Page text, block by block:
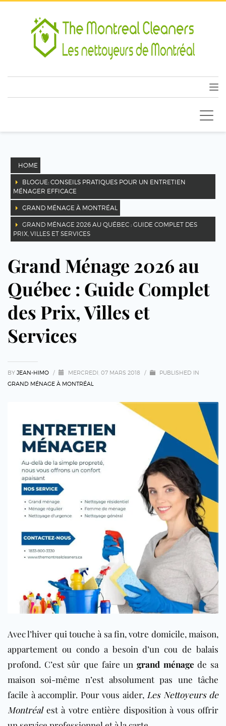
HOME
BLOGUE: CONSEILS PRATIQUES POUR UN ENTRETIEN
MÉNAGER EFFICACE
GRAND MÉNAGE À MONTRÉAL
GRAND MÉNAGE 2026 AU QUÉBEC : GUIDE COMPLET DES
PRIX, VILLES ET SERVICES
Grand Ménage 2026 au
Québec : Guide Complet
des Prix, Villes et
Services
BY JEAN-HIMO / MERCREDI, 07 MARS 2018 /
PUBLISHED IN
GRAND MÉNAGE À MONTRÉAL
Avec l’hiver qui touche à sa fin, votre domicile, maison,
appartement ou condo a besoin d’un cou de balais
profond. C’est sûr que faire un grand ménagede sa
maison soi-même n’est absolument pas une tâche
facile à accomplir. Pour vous aider, Les Nettoyeurs de
Montréalest à votre entière disposition à vous offrir